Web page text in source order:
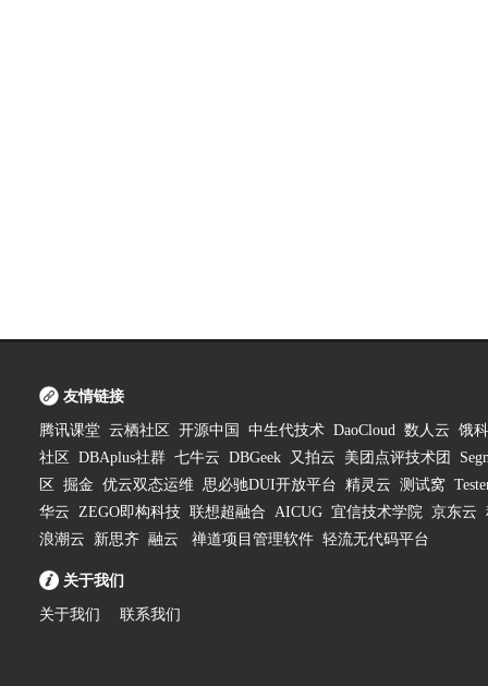
友情链接
腾讯课堂 云栖社区 开源中国 中生代技术 DaoCloud 数人云 饿
社区
DBAplus社群 七牛云 DBGeek 又拍云 美团点评技术团
区
掘金 优云双态运维 思必驰DUI开放平台 精灵云 测试窝
华云 ZEGO即构科技 联想超融合 AICUG 宜信技术学院 京东云
浪潮云
新思齐 融云 禅道项目管理软件 轻流无代码平台
关于我们
关于我们 联系我们